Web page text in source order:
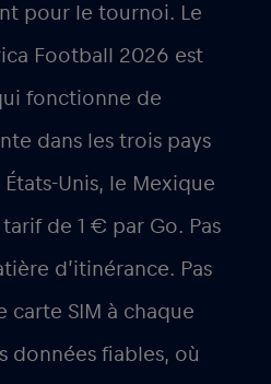
pour le tournoi. Le
Football 2026 est
fonctionne de
dans les trois pays
Unis, le Mexique
tarif de 1 € par Go. Pas
d’itinérance. Pas
carte SIM à chaque
données fiables, où